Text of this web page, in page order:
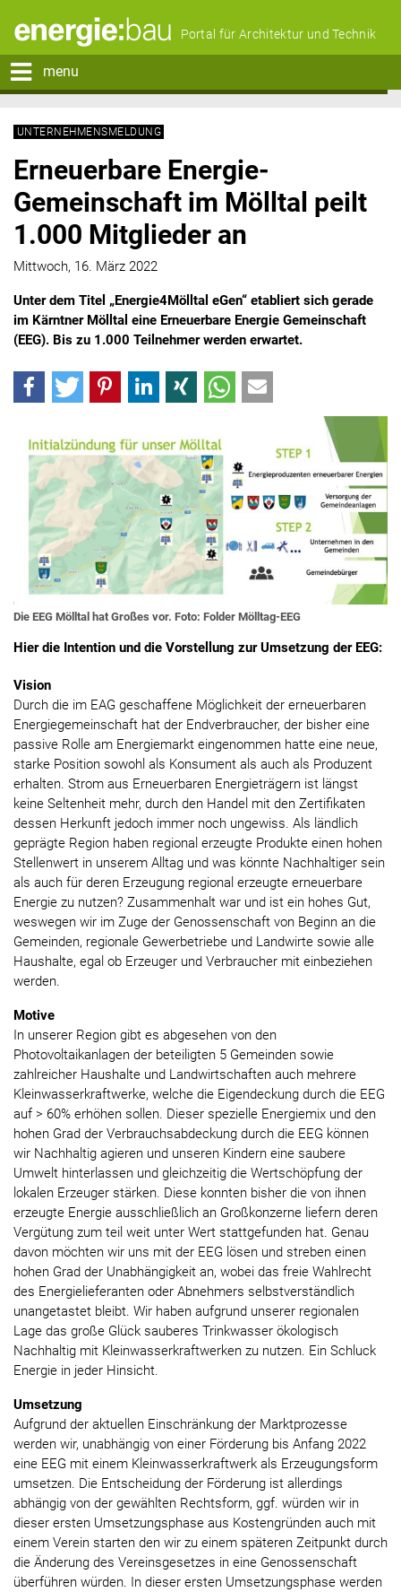
Portal für Architektur und Technik
menu
UNTERNEHMENSMELDUNG
Erneuerbare Energie-
Gemeinschaft im Mölltal peilt
1.000 Mitglieder an
Mittwoch, 16. März 2022
Unter dem Titel „Energie4Mölltal eGen“ etabliert sich gerade
im Kärntner Mölltal eine Erneuerbare Energie Gemeinschaft
(EEG). Bis zu 1.000 Teilnehmer werden erwartet.
Die EEG Mölltal hat Großes vor. Foto: Folder Mölltag-EEG
Hier die Intention und die Vorstellung zur Umsetzung der EEG:
Vision
Durch die im EAG geschaffene Möglichkeit der erneuerbaren
Energiegemeinschaft hat der Endverbraucher, der bisher eine
passive Rolle am Energiemarkt eingenommen hatte eine neue,
starke Position sowohl als Konsument als auch als Produzent
erhalten. Strom aus Erneuerbaren Energieträgern ist längst
keine Seltenheit mehr, durch den Handel mit den Zertifikaten
dessen Herkunft jedoch immer noch ungewiss. Als ländlich
geprägte Region haben regional erzeugte Produkte einen hohen
Stellenwert in unserem Alltag und was könnte Nachhaltiger sein
als auch für deren Erzeugung regional erzeugte erneuerbare
Energie zu nutzen? Zusammenhalt war und ist ein hohes Gut,
weswegen wir im Zuge der Genossenschaft von Beginn an die
Gemeinden, regionale Gewerbetriebe und Landwirte sowie alle
Haushalte, egal ob Erzeuger und Verbraucher mit einbeziehen
werden.
Motive
In unserer Region gibt es abgesehen von den
Photovoltaikanlagen der beteiligten 5 Gemeinden sowie
zahlreicher Haushalte und Landwirtschaften auch mehrere
Kleinwasserkraftwerke, welche die Eigendeckung durch die EEG
auf > 60% erhöhen sollen. Dieser spezielle Energiemix und den
hohen Grad der Verbrauchsabdeckung durch die EEG können
wir Nachhaltig agieren und unseren Kindern eine saubere
Umwelt hinterlassen und gleichzeitig die Wertschöpfung der
lokalen Erzeuger stärken. Diese konnten bisher die von ihnen
erzeugte Energie ausschließlich an Großkonzerne liefern deren
Vergütung zum teil weit unter Wert stattgefunden hat. Genau
davon möchten wir uns mit der EEG lösen und streben einen
hohen Grad der Unabhängigkeit an, wobei das freie Wahlrecht
des Energielieferanten oder Abnehmers selbstverständlich
unangetastet bleibt. Wir haben aufgrund unserer regionalen
Lage das große Glück sauberes Trinkwasser ökologisch
Nachhaltig mit Kleinwasserkraftwerken zu nutzen. Ein Schluck
Energie in jeder Hinsicht.
Umsetzung
Aufgrund der aktuellen Einschränkung der Marktprozesse
werden wir, unabhängig von einer Förderung bis Anfang 2022
eine EEG mit einem Kleinwasserkraftwerk als Erzeugungsform
umsetzen. Die Entscheidung der Förderung ist allerdings
abhängig von der gewählten Rechtsform, ggf. würden wir in
dieser ersten Umsetzungsphase aus Kostengründen auch mit
einem Verein starten den wir zu einem späteren Zeitpunkt durch
die Änderung des Vereinsgesetzes in eine Genossenschaft
überführen würden. In dieser ersten Umsetzungsphase werden